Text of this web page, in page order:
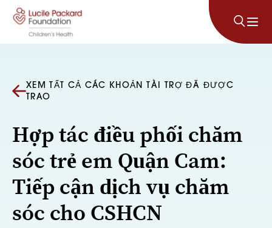
Bỏ qua nội dung
XEM TẤT CẢ CÁC KHOẢN TÀI TRỢ ĐÃ ĐƯỢC
TRAO
Hợp tác điều phối chăm
sóc trẻ em Quận Cam:
Tiếp cận dịch vụ chăm
sóc cho CSHCN